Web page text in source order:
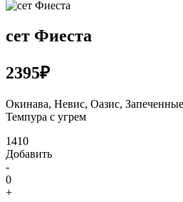
сет Фиеста
2395₽
Окинава, Невис, Оазис,
Темпура с угрем
1410
Добавить
-
0
+